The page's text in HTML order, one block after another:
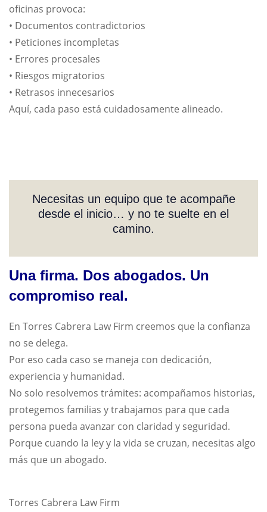
oficinas provoca:
• Documentos contradictorios
• Peticiones incompletas
• Errores procesales
• Riesgos migratorios
• Retrasos innecesarios
Aquí, cada paso está cuidadosamente alineado.
Necesitas un equipo que te acompañe
desde el inicio… y no te suelte en el
camino.
Una firma. Dos abogados. Un
compromiso real.
En Torres Cabrera Law Firm creemos que la confianza
no se delega.
Por eso cada caso se maneja con dedicación,
experiencia y humanidad.
No solo resolvemos trámites: acompañamos historias,
protegemos familias y trabajamos para que cada
persona pueda avanzar con claridad y seguridad.
Porque cuando la ley y la vida se cruzan, necesitas algo
más que un abogado.
Torres Cabrera Law Firm